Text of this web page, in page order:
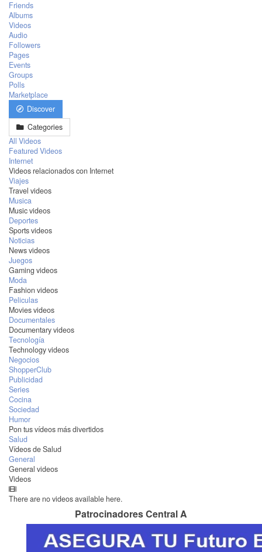
Friends
Albums
Videos
Audio
Followers
Pages
Events
Groups
Polls
Marketplace
Discover
Categories
All Videos
Featured Videos
Internet
Videos relacionados con Internet
Viajes
Travel videos
Musica
Music videos
Deportes
Sports videos
Noticias
News videos
Juegos
Gaming videos
Moda
Fashion videos
Peliculas
Movies videos
Documentales
Documentary videos
Tecnología
Technology videos
Negocios
ShopperClub
Publicidad
Series
Cocina
Sociedad
Humor
Pon tus vídeos más divertidos
Salud
Vídeos de Salud
General
General videos
Videos
There are no videos available here.
Patrocinadores Central A